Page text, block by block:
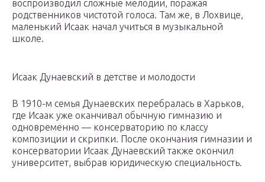
воспроизводил сложные мелодии, поражая
родственников чистотой голоса. Там же, в Лохвице,
маленький Исаак начал учиться в музыкальной
школе.
Исаак Дунаевский в детстве и молодости
В 1910-м семья Дунаевских перебралась в Харьков,
где Исаак уже оканчивал обычную гимназию и
одновременно — консерваторию по классу
композиции и скрипки. После окончания гимназии и
консерватории Исаак Дунаевский также окончил
университет, выбрав юридическую специальность.